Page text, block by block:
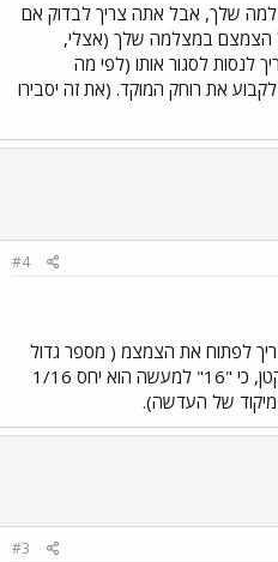
שלך, אבל אתה צריך לבדוק אם
הצמצם במצלמה שלך (אצלי,
לסגור אותו (לפי מה
את רוחק המוקד. (את זה יסבירו
#4
לפתוח את הצמצמ ( מספר גדול
על הסקאלה פירושו צמצם קטן, כי "16" למעשה הוא יחס 1/16
מיקוד של העדשה).
#3